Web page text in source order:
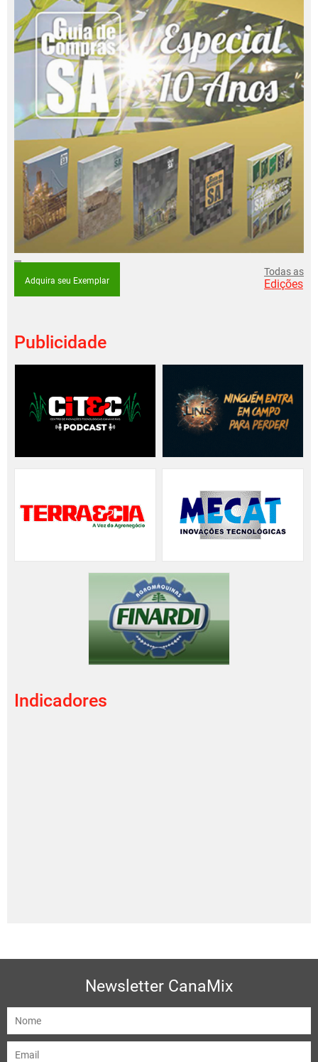
Adquira seu Exemplar
Todas as
Edições
Publicidade
Indicadores
Newsletter CanaMix